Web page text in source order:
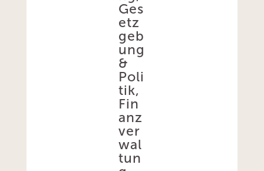
Ges
etz
geb
ung
&
Poli
tik,
Fin
anz
ver
wal
tun